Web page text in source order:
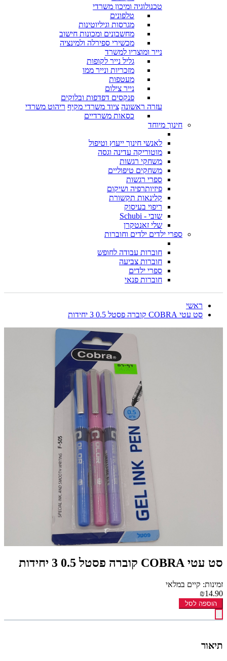
טכנולוגיה ומיכון משרדי
טלפונים
מגרסות וגיליוטינות
מחשבונים ומכונות חישוב
מכשירי ספירלה ולמינציה
נייר ומוצריו למשרד
גליל נייר לקופות
מזכריות ונייר ממו
מעטפות
נייר צילום
פנקסים דפדפות ובלוקים
עזרה ראשונה ציוד משרדי מקיף ריהוט משרדי
כסאות משרדיים
חינוך מיוחד
לאנשי חינוך ייעוץ וטיפול
מוטוריקה עדינה וגסה
משחקי רגשות
משחקים טיפוליים
ספרי רגשות
פיזיותרפיה ושיקום
קלינאות תקשורת
ריפוי בעיסוק
שובי - Schubi
שלי זאנטקרן
ספרי ילדים ילדים וחוברות
חוברות עבודה לחופש
חוברות צביעה
ספרי ילדים
חוברות פנאי
ראשי
סט עטי COBRA קוברה פסטל 0.5 3 יחידות
סט עטי COBRA קוברה פסטל 0.5 3 יחידות
זמינות: קיים במלאי
₪14.90
הוספה לסל
תיאור